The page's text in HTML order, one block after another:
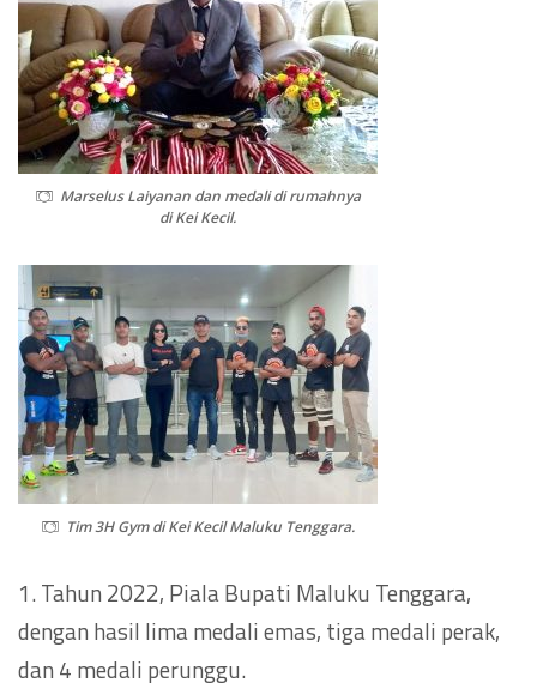
Marselus Laiyanan dan medali di rumahnya
di Kei Kecil.
Tim 3H Gym di Kei Kecil Maluku Tenggara.
1. Tahun 2022, Piala Bupati Maluku Tenggara,
dengan hasil lima medali emas, tiga medali perak,
dan 4 medali perunggu.